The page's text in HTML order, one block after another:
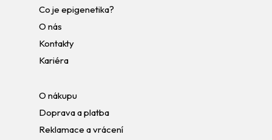
Co je epigenetika?
O nás
Kontakty
Kariéra
O nákupu
Doprava a platba
Reklamace a vrácení